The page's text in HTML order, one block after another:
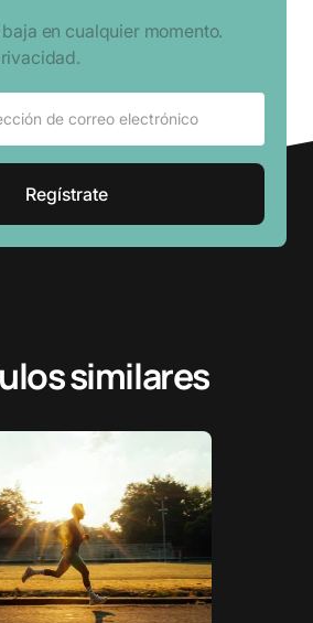
en cualquier momento.
similares